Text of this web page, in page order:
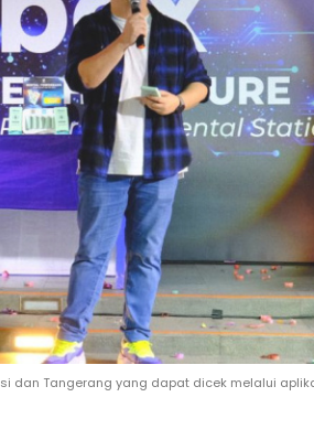
dan Tangerang yang dapat dicek melalui